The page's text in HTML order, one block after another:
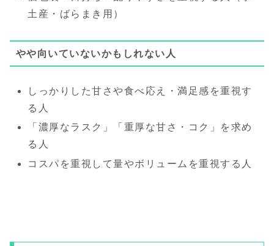
土産・ばらまき用）
やや向いていないかもしれない人
しっかりした甘さや食べ応え・満足感を重視す
る人
「濃厚なラスク」「重厚な甘さ・コク」を求め
る人
コスパを重視して量やボリュームを重視する人